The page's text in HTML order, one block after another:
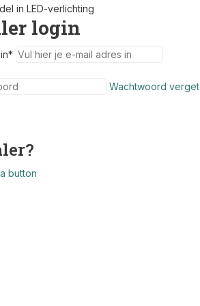
login
*
Wachtwoord
button